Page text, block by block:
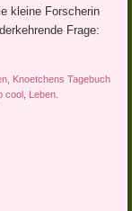
kleine Forscherin
Frage:
Knoetchens Tagebuch
cool Leben